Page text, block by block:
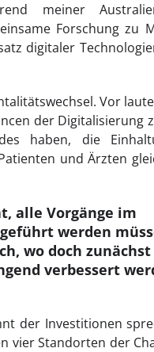
meiner
Forschung zu
digitaler
Vor
der Digitalisierung
haben, die
und Ärzten
alle Vorgänge im
werden
wo doch
verbessert
der Investitionen
vier Standorten der